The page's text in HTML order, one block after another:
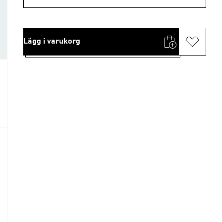
Lägg i varukorg